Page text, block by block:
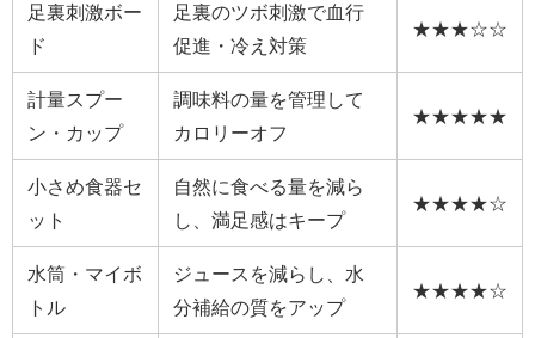
足裏刺激ボー
ド
足裏のツボ刺激で血行
促進・冷え対策
★★★☆☆
計量スプー
ン・カップ
調味料の量を管理して
カロリーオフ
★★★★★
小さめ食器セ
ット
自然に食べる量を減ら
し、満足感はキープ
★★★★☆
水筒・マイボ
トル
ジュースを減らし、水
分補給の質をアップ
★★★★☆